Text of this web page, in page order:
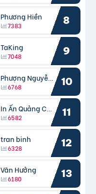
Phương Hiền
7383 8
TaKing
7048 9
Phượng Nguyễn Phượng
6768 10
In Ấn Quảng Cáo Cần Thơ
6582 11
tran binh
6328 12
Văn Hưởng
6180 13